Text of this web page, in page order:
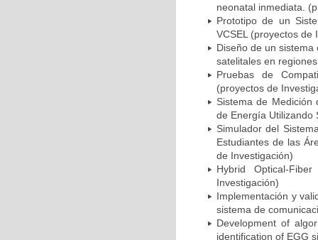
neonatal inmediata.
Prototipo de un
VCSEL (proyectos de
Diseño de un
satelitales en
Pruebas de
(proyectos de
Sistema de Medición
de Energía Utilizando
Simulador del
Estudiantes de las
de Investigación)
Hybrid Optical-
Investigación)
Implementación y
sistema de
Development of
identification of EGG